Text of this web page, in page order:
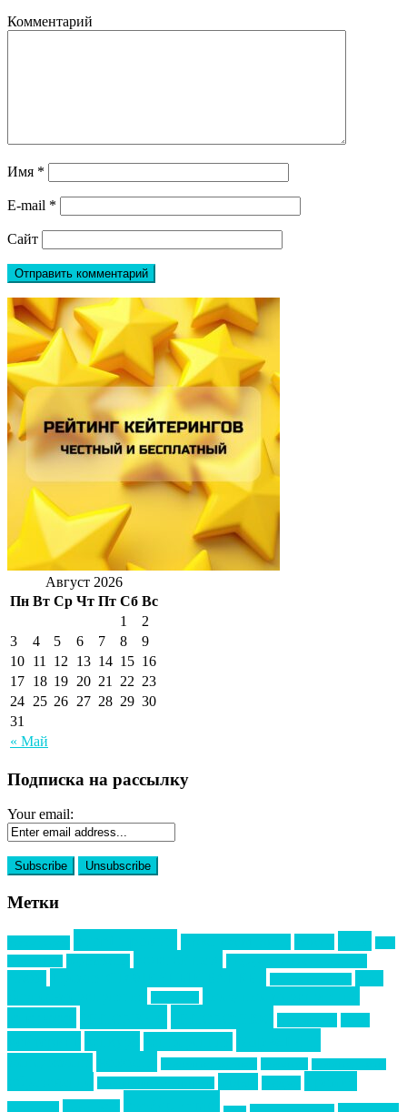
Комментарий
Имя *
E-mail *
Сайт
Август 2026
Пн Вт Ср Чт Пт Сб Вс
« Май
1
2
3
4 5 6 7 8
9
10 11 12 13 14 15 16
17 18 19 20 21 22 23
24 25 26 27 28 29 30
31
Подписка на рассылку
Your email:
Метки